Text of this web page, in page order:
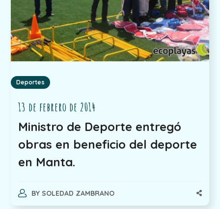
Deportes
13 de febrero de 2014
Ministro de Deporte entregó
obras en beneficio del deporte
en Manta.
BY SOLEDAD ZAMBRANO